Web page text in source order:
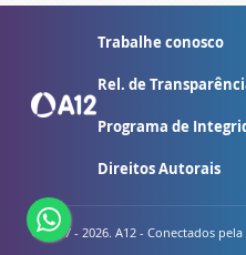
Trabalhe conosco
Rel. de
Programa de
Direitos Autorais
© 2007 - 2026. A12 - Conectados pela